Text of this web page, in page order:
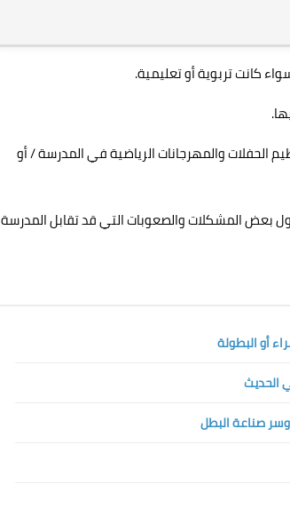
الحفلات والمهرجانات الرياضية في المدرسة / أو
بعض المشكلات والصعوبات التي قد تقابل المدرسة